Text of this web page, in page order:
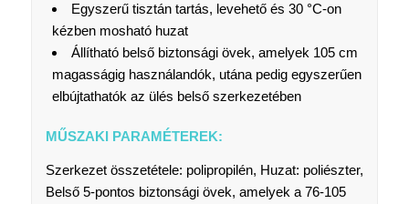
Egyszerű tisztán tartás, levehető és 30 °C-on
kézben mosható huzat
Állítható belső biztonsági övek, amelyek 105 cm
magasságig használandók, utána pedig egyszerűen
elbújtathatók az ülés belső szerkezetében
MŰSZAKI PARAMÉTEREK:
Szerkezet összetétele: polipropilén, Huzat: poliészter,
Belső 5-pontos biztonsági övek, amelyek a 76-105